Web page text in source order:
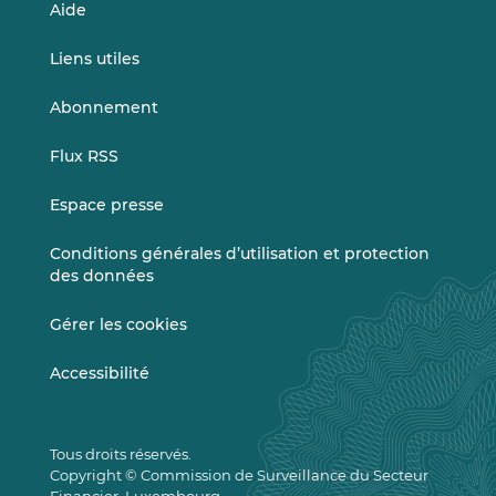
Aide
Liens utiles
Abonnement
Flux RSS
Espace presse
Conditions générales d’utilisation et protection
des données
Gérer les cookies
Accessibilité
Tous droits réservés.
Copyright © Commission de Surveillance du Secteur